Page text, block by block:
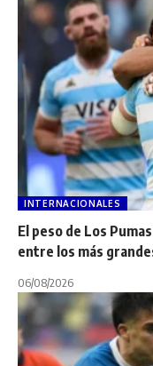
INTERNACIONALES
El peso de Los
entre los más
06/08/2026